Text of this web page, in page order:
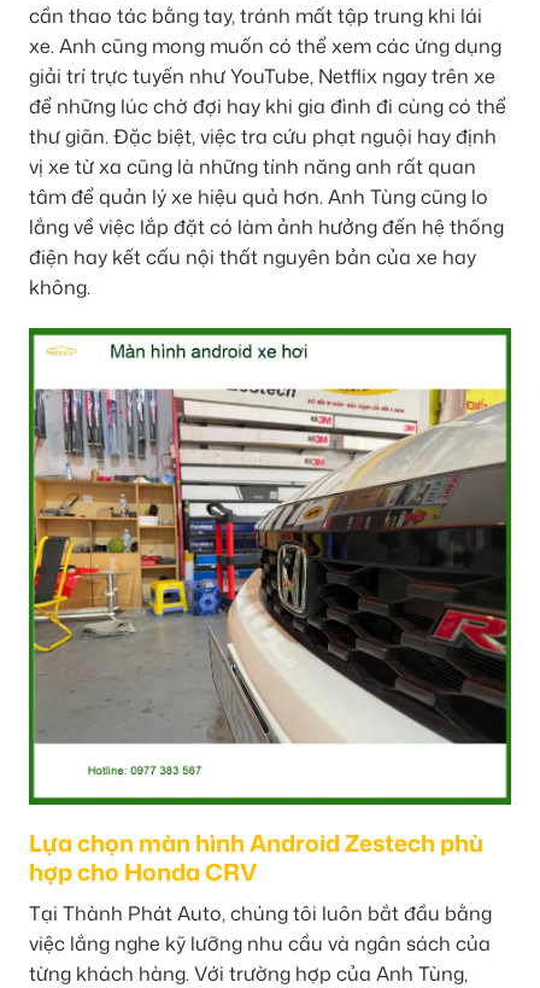
cần thao tác bằng tay, tránh mất tập trung khi lái
xe. Anh cũng mong muốn có thể xem các ứng dụng
giải trí trực tuyến như YouTube, Netflix ngay trên xe
để những lúc chờ đợi hay khi gia đình đi cùng có thể
thư giãn. Đặc biệt, việc tra cứu phạt nguội hay định
vị xe từ xa cũng là những tính năng anh rất quan
tâm để quản lý xe hiệu quả hơn. Anh Tùng cũng lo
lắng về việc lắp đặt có làm ảnh hưởng đến hệ thống
điện hay kết cấu nội thất nguyên bản của xe hay
không.
Lựa chọn màn hình Android Zestech phù
hợp cho Honda CRV
Tại Thành Phát Auto, chúng tôi luôn bắt đầu bằng
việc lắng nghe kỹ lưỡng nhu cầu và ngân sách của
từng khách hàng. Với trường hợp của Anh Tùng,